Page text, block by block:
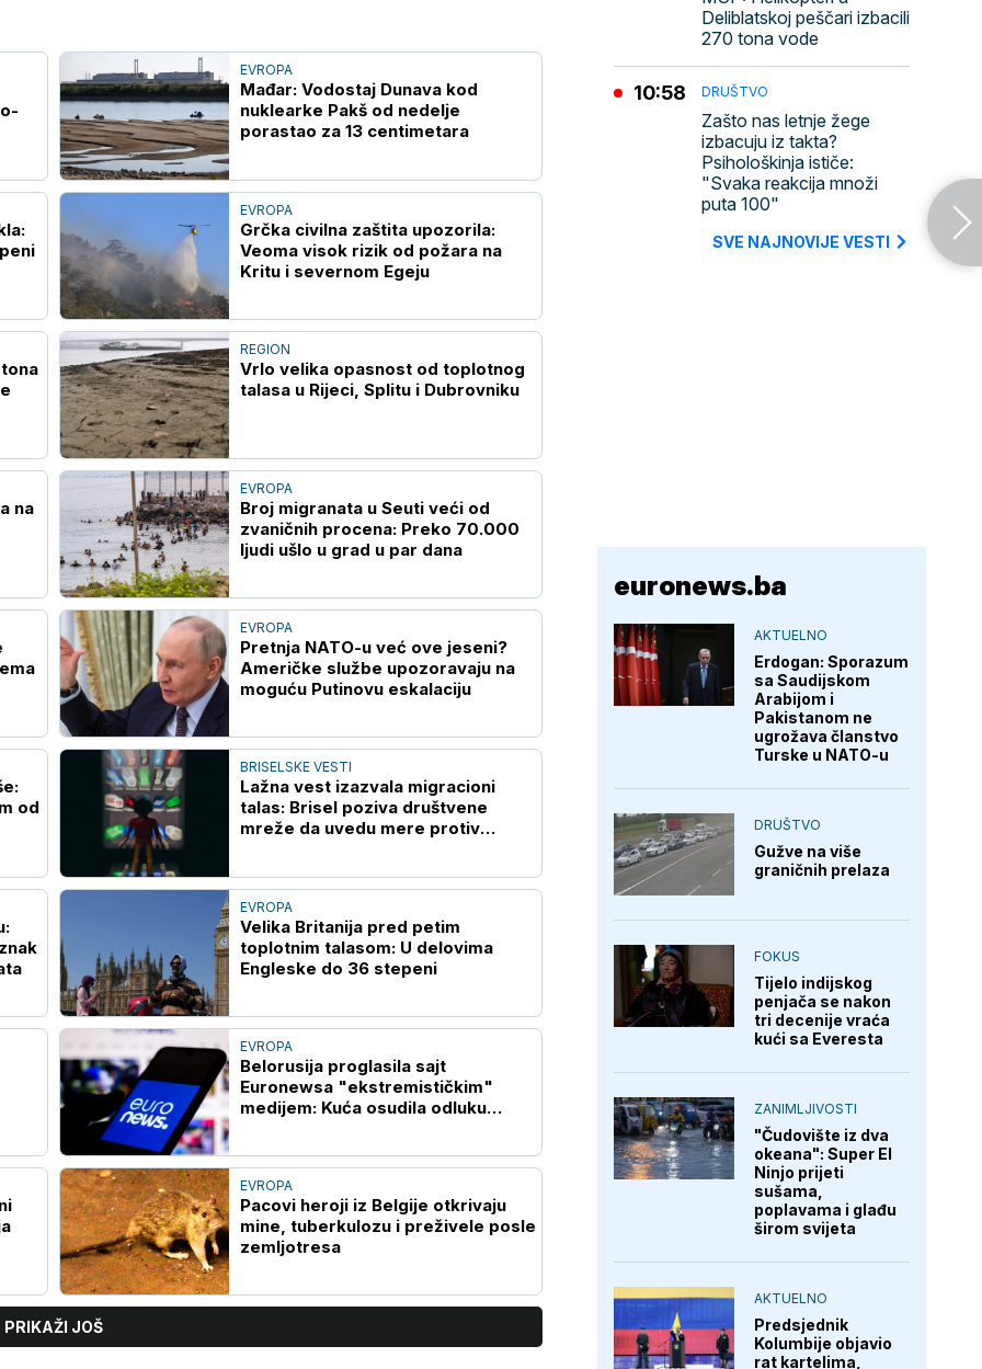
EVROPA
Mađar: Vodostaj Dunava kod
nuklearke Pakš od nedelje
porastao za 13 centimetara
EVROPA
Grčka civilna zaštita upozorila:
Veoma visok rizik od požara na
Kritu i severnom Egeju
REGION
Vrlo velika opasnost od toplotnog
talasa u Rijeci, Splitu i Dubrovniku
na
EVROPA
Broj migranata u Seuti veći od
zvaničnih procena: Preko 70.000
ljudi ušlo u grad u par dana
EVROPA
Pretnja NATO-u već ove jeseni?
Američke službe upozoravaju na
moguću Putinovu eskalaciju
od
BRISELSKE VESTI
Lažna vest izazvala migracioni
talas: Brisel poziva društvene
mreže da uvedu mere protiv
EVROPA
Velika Britanija pred petim
toplotnim talasom: U delovima
Engleske do 36 stepeni
EVROPA
Belorusija proglasila sajt
Euronewsa "ekstremističkim"
medijem: Kuća osudila odluku
EVROPA
Pacovi heroji iz Belgije otkrivaju
mine, tuberkulozu i preživele posle
zemljotresa
PRIKAŽI JOŠ
Deliblatskoj peščari izbacili
270 tona vode
DRUŠTVO
Zašto nas letnje žege
izbacuju iz takta?
Psihološkinja ističe:
"Svaka reakcija množi
puta 100"
10:58
SVE NAJNOVIJE VESTI
euronews.ba
AKTUELNO
Erdogan: Sporazum
sa Saudijskom
Arabijom i
Pakistanom ne
ugrožava članstvo
Turske u NATO-u
DRUŠTVO
Gužve na više
graničnih prelaza
FOKUS
Tijelo indijskog
penjača se nakon
tri decenije vraća
kući sa Everesta
ZANIMLJIVOSTI
"Čudovište iz dva
okeana": Super El
Ninjo prijeti
sušama,
poplavama i glađu
širom svijeta
AKTUELNO
Predsjednik
Kolumbije objavio
rat kartelima,